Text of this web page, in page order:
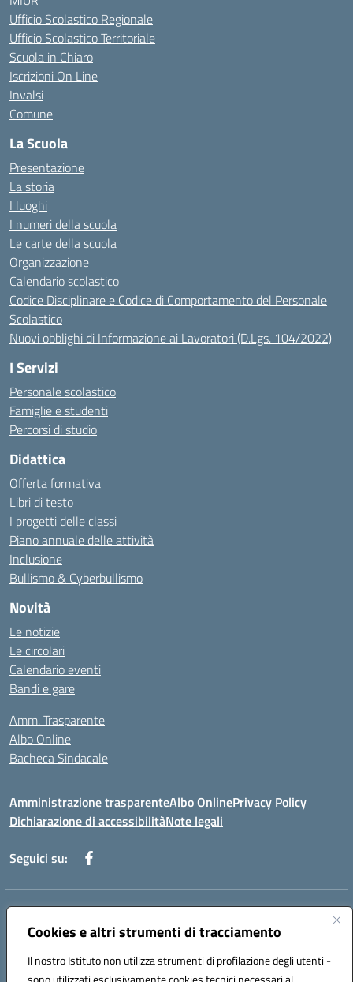
Cookies e altri strumenti di tracciamento
Il nostro Istituto non utilizza strumenti di profilazione degli utenti -
Ufficio Scolastico Regionale
Ufficio Scolastico Territoriale
Scuola in Chiaro
Iscrizioni On Line
Invalsi
Comune
La Scuola
Presentazione
La storia
I luoghi
I numeri della scuola
Le carte della scuola
Organizzazione
Calendario scolastico
Codice Disciplinare e Codice di Comportamento del Personale
Scolastico
Nuovi obblighi di Informazione ai Lavoratori (D.Lgs. 104/2022)
I Servizi
Personale scolastico
Famiglie e studenti
Percorsi di studio
Didattica
Offerta formativa
Libri di testo
I progetti delle classi
Piano annuale delle attività
Inclusione
Bullismo & Cyberbullismo
Novità
Le notizie
Le circolari
Calendario eventi
Bandi e gare
Amm. Trasparente
Albo Online
Bacheca Sindacale
Amministrazione trasparenteAlbo OnlinePrivacy Policy
Dichiarazione di accessibilitàNote legali
Seguici su:
Indirizzo:
Centralino:0881234514 - 0881752614 - 0881719420
Posta elettronica certificata (PEC):fgps010008@pec.istruzione.it